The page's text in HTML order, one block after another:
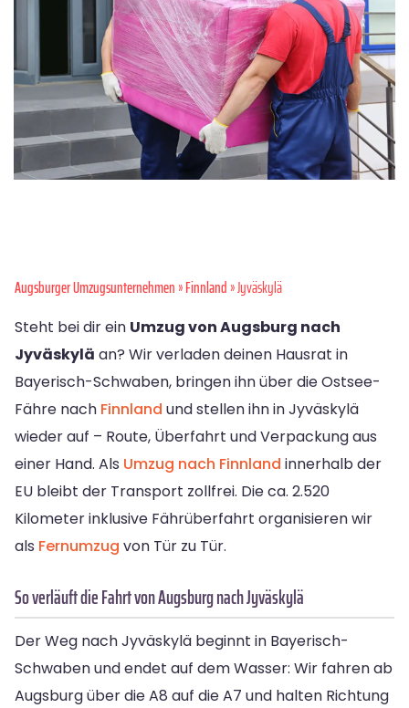
Augsburger Umzugsunternehmen»Finnland» Jyväskylä
Steht bei dir ein Umzug von Augsburg nach
Jyväskylä an? Wir verladen deinen Hausrat in
Bayerisch-Schwaben, bringen ihn über die Ostsee-
Fähre nach Finnland und stellen ihn in Jyväskylä
wieder auf – Route, Überfahrt und Verpackung aus
einer Hand. Als Umzug nach Finnland innerhalb der
EU bleibt der Transport zollfrei. Die ca. 2.520
Kilometer inklusive Fährüberfahrt organisieren wir
als Fernumzug von Tür zu Tür.
So verläuft die Fahrt von Augsburg nach Jyväskylä
Der Weg nach Jyväskylä beginnt in Bayerisch-
Schwaben und endet auf dem Wasser: Wir fahren ab
Augsburg über die A8 auf die A7 und halten Richtung